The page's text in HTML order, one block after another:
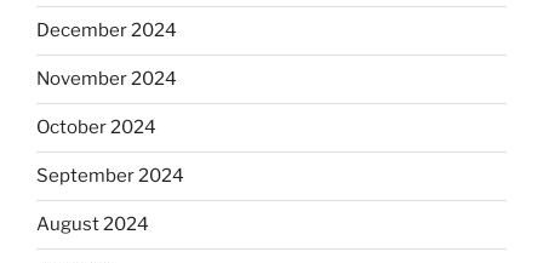
December 2024
November 2024
October 2024
September 2024
August 2024